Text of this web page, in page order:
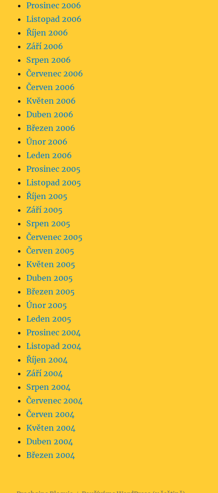
Prosinec 2006
Listopad 2006
Říjen 2006
Září 2006
Srpen 2006
Červenec 2006
Červen 2006
Květen 2006
Duben 2006
Březen 2006
Únor 2006
Leden 2006
Prosinec 2005
Listopad 2005
Říjen 2005
Září 2005
Srpen 2005
Červenec 2005
Červen 2005
Květen 2005
Duben 2005
Březen 2005
Únor 2005
Leden 2005
Prosinec 2004
Listopad 2004
Říjen 2004
Září 2004
Srpen 2004
Červenec 2004
Červen 2004
Květen 2004
Duben 2004
Březen 2004